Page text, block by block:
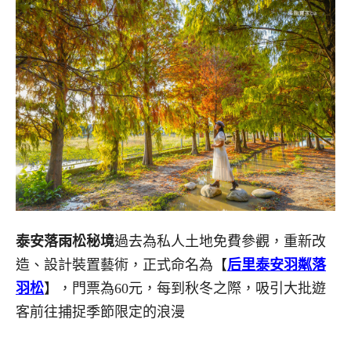
泰安落雨松秘境過去為私人土地免費參觀，重新改
造、設計裝置藝術，正式命名為【后里泰安羽粼落
羽松】，門票為60元，每到秋冬之際，吸引大批遊
客前往捕捉季節限定的浪漫